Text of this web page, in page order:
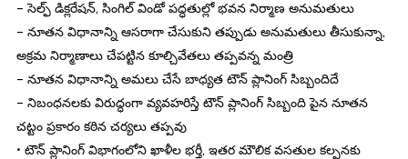
– సెల్ఫ్ డిక్లరేషన్, సింగిల్ విండో పద్ధతుల్లో భవన నిర్మాణ అనుమతులు
– నూతన విధానాన్ని ఆసరాగా చేసుకుని తప్పుడు అనుమతులు తీసుకున్నా,
అక్రమ నిర్మాణాలు చేపట్టిన కూల్చివేతలు తప్పవన్న మంత్రి
– నూతన విధానాన్ని అమలు చేసే బాధ్యత టౌన్ ప్లానింగ్ సిబ్బందిదే
– నిబంధనలకు విరుద్ధంగా వ్యవహరిస్తే టౌన్ ప్లానింగ్ సిబ్బంది పైన నూతన
చట్టం ప్రకారం కఠిన చర్యలు తప్పవు
• టౌన్ ప్లానింగ్ విభాగంలోని ఖాళీల భర్తీ, ఇతర మౌలిక వసతుల కల్పనకు